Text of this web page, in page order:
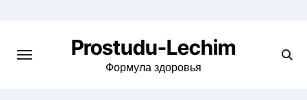
содержимому
Prostudu-Lechim
Формула здоровья